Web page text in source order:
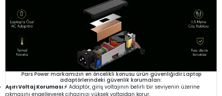
Pars Power markamızın en öncelikli konusu ürün güvenliğidir.Laptop
adaptörlerindeki güvenlik korumaları:
Aşırı Voltaj Koruması ⚡ Adaptör, giriş voltajının belirli bir seviyenin üzerine
çıkmasını engelleyerek cihazınızı yüksek voltajdan korur.